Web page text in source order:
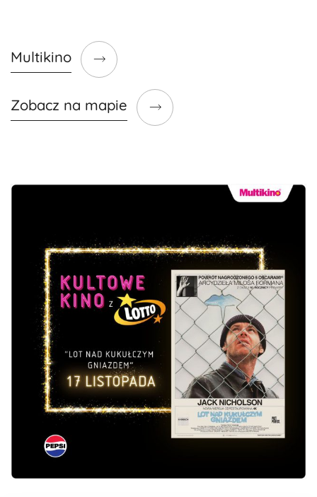
Multikino
Zobacz na mapie